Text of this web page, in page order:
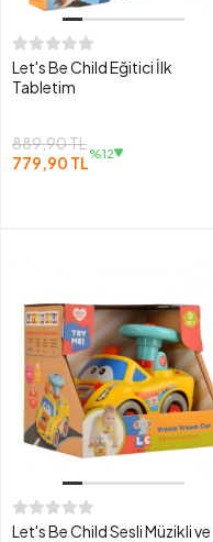
Let's Be Child Eğitici İlk
Tabletim
889,90 TL
779,90 TL%12
Let's Be Child Sesli Müzikli ve